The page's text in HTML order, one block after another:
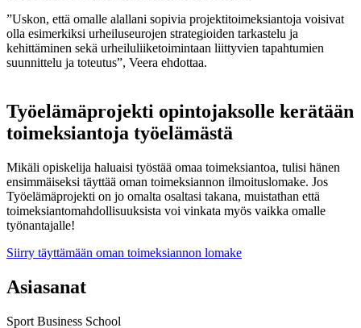
”Uskon, että omalle alallani sopivia projektitoimeksiantoja voisivat
olla esimerkiksi urheiluseurojen strategioiden tarkastelu ja
kehittäminen sekä urheiluliiketoimintaan liittyvien tapahtumien
suunnittelu ja toteutus”, Veera ehdottaa.
Työelämäprojekti opintojaksolle kerätään
toimeksiantoja työelämästä
Mikäli opiskelija haluaisi työstää omaa toimeksiantoa, tulisi hänen
ensimmäiseksi täyttää oman toimeksiannon ilmoituslomake. Jos
Työelämäprojekti on jo omalta osaltasi takana, muistathan että
toimeksiantomahdollisuuksista voi vinkata myös vaikka omalle
työnantajalle!
Siirry täyttämään oman toimeksiannon lomake
Asiasanat
Sport Business School